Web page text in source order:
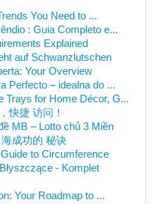
You Need to ...
: Guia Completo e...
Explained
auf Schwanzlutschen
Your Overview
Perfecto – idealna do ...
Trays for Home Décor, G...
快捷 访问！
MB – Lotto chủ 3 Miền
成功的 秘诀
to Circumference
- Komplet
Your Roadmap to ...